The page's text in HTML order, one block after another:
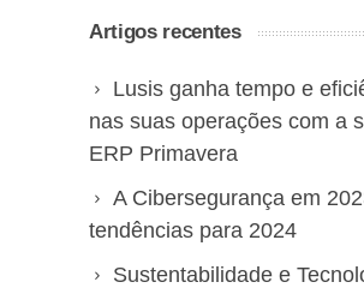
Artigos recentes
Lusis ganha tempo e
nas suas operações com a
ERP Primavera
A Cibersegurança em
tendências para 2024
Sustentabilidade e